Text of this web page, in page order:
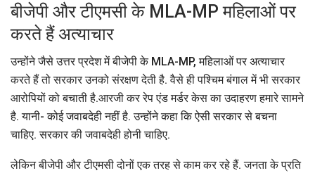
बीजेपी और टीएमसी के MLA-MP महिलाओं पर
करते हैं अत्याचार
उन्होंने जैसे उत्तर प्रदेश में बीजेपी के MLA-MP, महिलाओं पर अत्याचार
करते हैं तो सरकार उनको संरक्षण देती है. वैसे ही पश्चिम बंगाल में भी सरकार
आरोपियों को बचाती है.आरजी कर रेप एंड मर्डर केस का उदाहरण हमारे सामने
है. यानी- कोई जवाबदेही नहीं है. उन्होंने कहा कि ऐसी सरकार से बचना
चाहिए. सरकार की जवाबदेही होनी चाहिए.
लेकिन बीजेपी और टीएमसी दोनों एक तरह से काम कर रहे हैं. जनता के प्रति